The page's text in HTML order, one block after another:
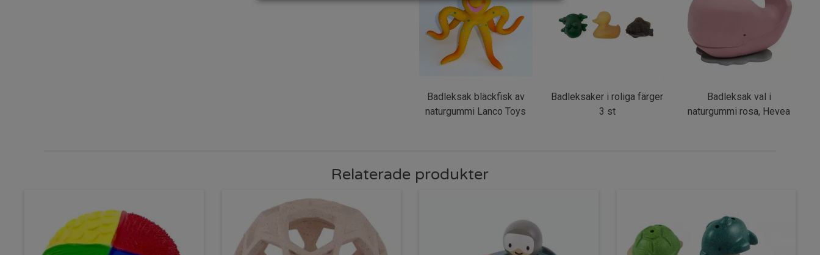
Badleksak bläckfisk av
naturgummi Lanco Toys
Badleksaker i roliga färger
3 st
Badleksak val i
naturgummi rosa, Hevea
Relaterade produkter